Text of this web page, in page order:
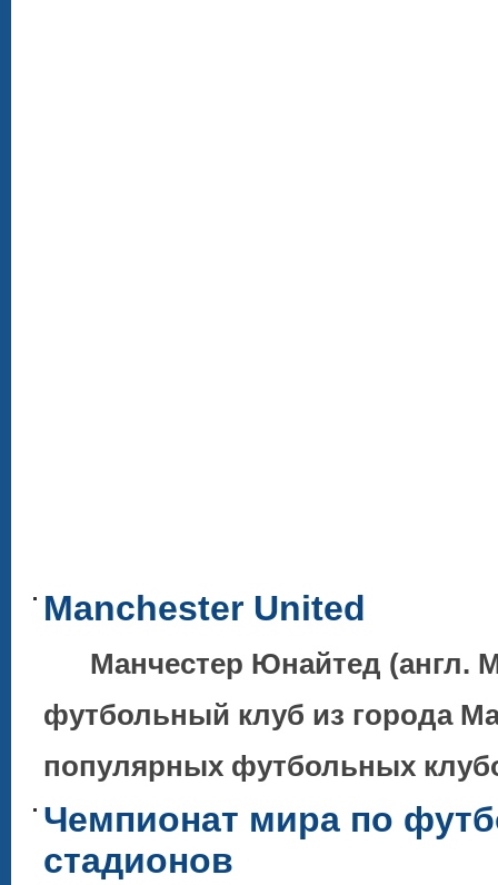
Manchester United
Манчестер Юнайтед (англ.
футбольный клуб из города
популярных футбольных
Чемпионат мира по
стадионов